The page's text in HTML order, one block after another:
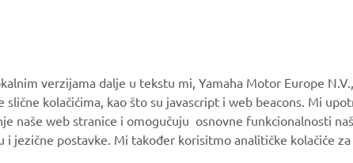
MyYamaha
Parts Catalogue
verzijama dalje u tekstu mi, Yamaha Motor Europe
kolačićima, kao što su javascript i web beacons. Mi
naše web stranice i omogučuju osnovne funkcionalnosti
jezične postavke. Mi također korisitmo analitičke kolačiće